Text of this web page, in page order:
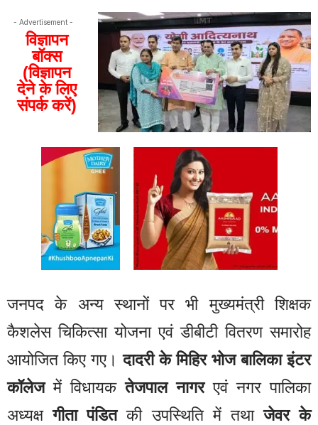
- Advertisement -
विज्ञापन
बॉक्स
(विज्ञापन
देने के लिए
संपर्क करें)
जनपद के अन्य स्थानों पर भी मुख्यमंत्री शिक्षक
कैशलेस चिकित्सा योजना एवं डीबीटी वितरण समारोह
आयोजित किए गए।दादरी के मिहिर भोज बालिका इंटर
कॉलेजमें विधायकतेजपाल नागरएवं नगर पालिका
अध्यक्षगीता पंडितकी उपस्थिति में तथाजेवर के